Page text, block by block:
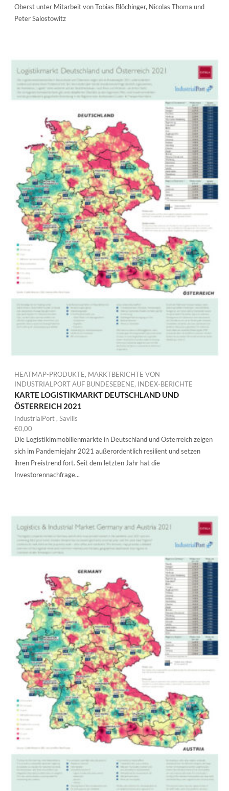
Oberst unter Mitarbeit von Tobias Blöchinger, Nicolas Thoma und
Peter Salostowitz
HEATMAP-PRODUKTE, MARKTBERICHTE VON
INDUSTRIALPORT AUF BUNDESEBENE, INDEX-BERICHTE
KARTE LOGISTIKMARKT DEUTSCHLAND UND
ÖSTERREICH 2021
IndustrialPort , Savills
€0,00
Die Logistikimmobilienmärkte in Deutschland und Österreich zeigen
sich im Pandemiejahr 2021 außerordentlich resilient und setzen
ihren Preistrend fort. Seit dem letzten Jahr hat die
Investorennachfrage...